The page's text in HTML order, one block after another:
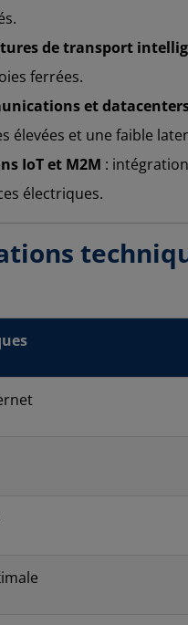
de transport
ferrées.
et
élevées et une faible
IoT et M2M :
électriques.